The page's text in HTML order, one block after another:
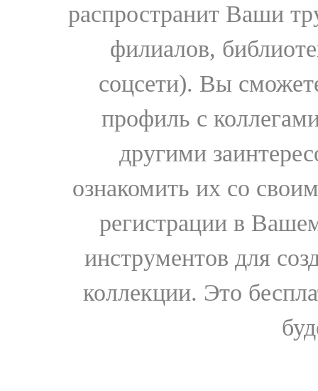
распространит Ваши
филиалов,
соцсети). Вы
профиль с
другими
ознакомить их со
регистрации в
инструментов для
коллекции. Это